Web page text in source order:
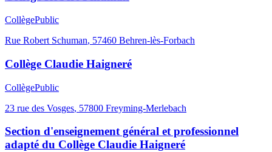
CollègePublic
Rue Robert Schuman, 57460 Behren-lès-Forbach
Collège Claudie Haigneré
CollègePublic
23 rue des Vosges, 57800 Freyming-Merlebach
Section d'enseignement général et professionnel
adapté du Collège Claudie Haigneré